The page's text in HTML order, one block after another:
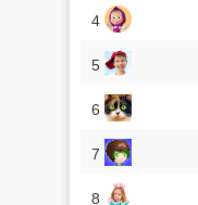
4
5
6
7
8